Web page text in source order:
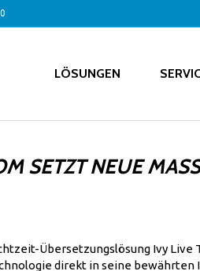
LÖSUNGEN
SETZT NEUE
Übersetzungslösung Ivy
direkt in seine bewährten